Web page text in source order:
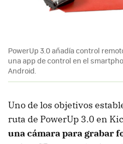
PowerUp 3.0 añadía control
una app de control en el
Android.
Uno de los objetivos
ruta de PowerUp 3.0 en
una cámara para grabar